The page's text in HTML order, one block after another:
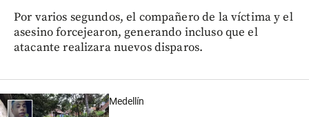
Por varios segundos, el compañero de la víctima y el
asesino forcejearon, generando incluso que el
atacante realizara nuevos disparos.
Medellín